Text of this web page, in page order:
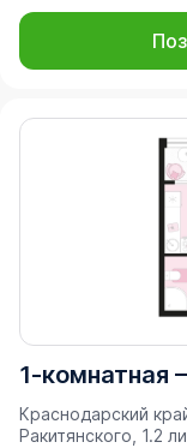
1-комнатная
Краснодарский
Ракитянского, 1.2